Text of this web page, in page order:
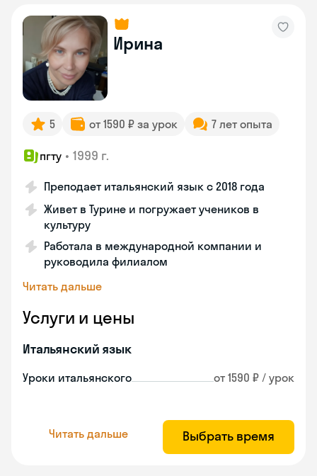
Ирина
5 от 1590 ₽ за урок 7 лет опыта
пгту • 1999 г.
Преподает итальянский язык с 2018 года
Живет в Турине и погружает учеников в
культуру
Работала в международной компании и
руководила филиалом
Читать дальше
Услуги и цены
Итальянский язык
Уроки итальянского от 1590 ₽ / урок
Читать дальше Выбрать время